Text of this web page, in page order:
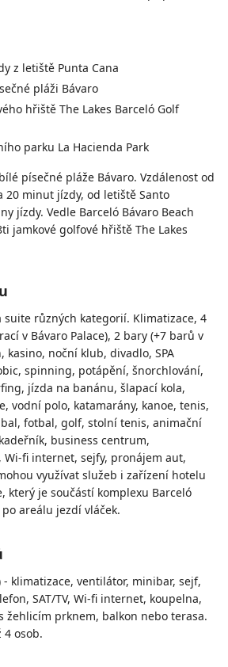
z letiště Punta Cana
pláži Bávaro
hřiště The Lakes Barceló Golf
parku La Hacienda Park
písečné pláže Bávaro. Vzdálenost od
20 minut jízdy, od letiště Santo
jízdy. Vedle Barceló Bávaro Beach
jamkové golfové hřiště The Lakes
suite různých kategorií. Klimatizace, 4
v Bávaro Palace), 2 bary (+7 barů v
kasino, noční klub, divadlo, SPA
spinning, potápění, šnorchlování,
jízda na banánu, šlapací kola,
vodní polo, katamarány, kanoe, tenis,
fotbal, golf, stolní tenis, animační
business centrum,
Wi-fi internet, sejfy, pronájem aut,
využívat služeb i zařízení hotelu
který je součástí komplexu Barceló
areálu jezdí vláček.
- klimatizace, ventilátor, minibar, sejf,
SAT/TV, Wi-fi internet, koupelna,
žehlicím prknem, balkon nebo terasa.
4 osob.